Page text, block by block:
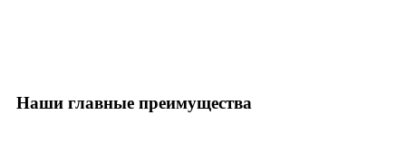
Наши главные преимущества